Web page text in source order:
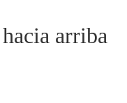
arriba